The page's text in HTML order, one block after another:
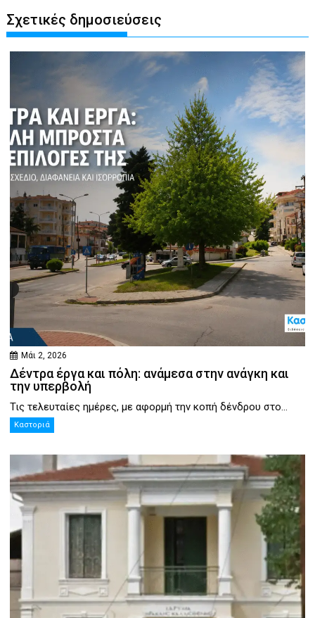
Σχετικές δημοσιεύσεις
Μάι 2, 2026
Δέντρα έργα και πόλη: ανάμεσα στην ανάγκη και
την υπερβολή
Τις τελευταίες ημέρες, με αφορμή την κοπή δένδρου στο...
Καστοριά